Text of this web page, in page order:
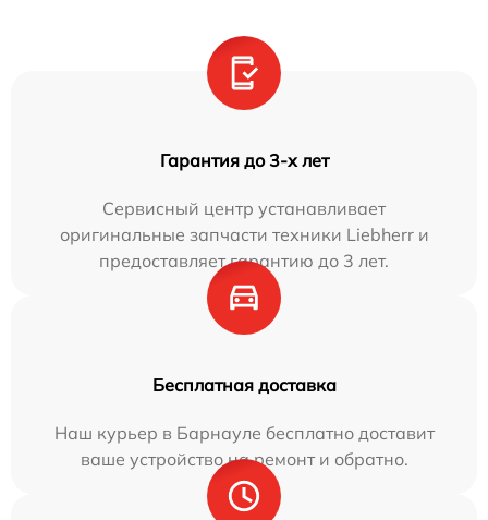
Гарантия до 3-х лет
Сервисный центр устанавливает
оригинальные запчасти техники Liebherr и
предоставляет гарантию до 3 лет.
Бесплатная доставка
Наш курьер в Барнауле бесплатно доставит
ваше устройство на ремонт и обратно.